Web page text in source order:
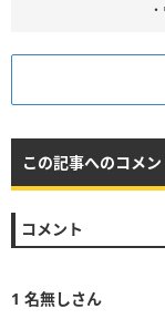
この記事へのコメン
コメント
1 名無しさん